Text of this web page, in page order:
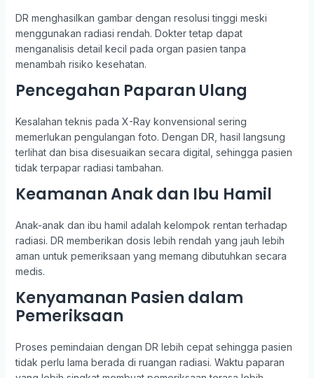
DR menghasilkan gambar dengan resolusi tinggi meski
menggunakan radiasi rendah. Dokter tetap dapat
menganalisis detail kecil pada organ pasien tanpa
menambah risiko kesehatan.
Pencegahan Paparan Ulang
Kesalahan teknis pada X-Ray konvensional sering
memerlukan pengulangan foto. Dengan DR, hasil langsung
terlihat dan bisa disesuaikan secara digital, sehingga pasien
tidak terpapar radiasi tambahan.
Keamanan Anak dan Ibu Hamil
Anak-anak dan ibu hamil adalah kelompok rentan terhadap
radiasi. DR memberikan dosis lebih rendah yang jauh lebih
aman untuk pemeriksaan yang memang dibutuhkan secara
medis.
Kenyamanan Pasien dalam
Pemeriksaan
Proses pemindaian dengan DR lebih cepat sehingga pasien
tidak perlu lama berada di ruangan radiasi. Waktu paparan